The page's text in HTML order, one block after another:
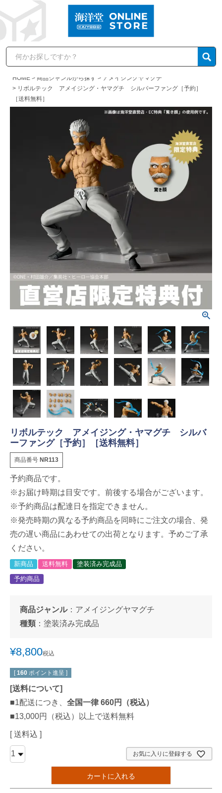
HOME 商品ジャンルから探す
アメイジングヤマグチ
リボルテック アメイジング・ヤマグチ シルバーファング［予約］
［送料無料］
リボルテック アメイジング・ヤマグチ シルバ
ーファング［予約］［送料無料］
商品番号 NR113
予約商品です。
※お届け時期は目安です。前後する場合がございます。
※予約商品は配達日を指定できません。
※発売時期の異なる予約商品を同時にご注文の場合、発
売の遅い商品にあわせての出荷となります。予めご了承
ください。
新商品 送料無料
塗装済み完成品
予約商品
商品ジャンル： アメイジングヤマグチ
種類 ： 塗装済み完成品
¥8,800税込
[ 160 ポイント進呈 ]
[送料について]
■1配送につき、 全国一律 660円（税込）
■13,000円（税込）以上で送料無料
送料込
お気に入りに登録する
カートに入れる